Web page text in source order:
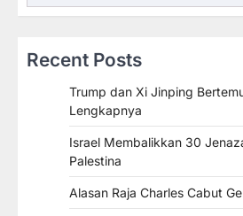
Recent Posts
Trump dan Xi Jinping
Lengkapnya
Israel Membalikkan 30
Palestina
Alasan Raja Charles Cabut